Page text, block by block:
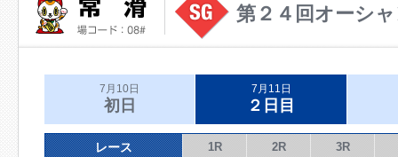
第２４回オーシ
7月10日
初日
7月11日
２日目
レース 1R 2R 3R